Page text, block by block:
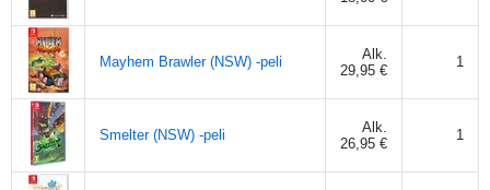
Mayhem Brawler (NSW) -peli
Alk.
29,95 €
1
Smelter (NSW) -peli
Alk.
26,95 €
1